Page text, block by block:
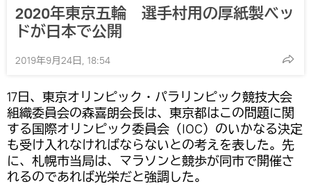
2020年東京五輪 選手村用の厚紙製ベッ
ドが日本で公開
2019年9月24日, 18:54
17日、東京オリンピック・パラリンピック競技大会
組織委員会の森喜朗会長は、東京都はこの問題に関
する国際オリンピック委員会（IOC）のいかなる決定
も受け入れなければならないとの考えを表した。先
に、札幌市当局は、マラソンと競歩が同市で開催さ
れるのであれば光栄だと強調した。